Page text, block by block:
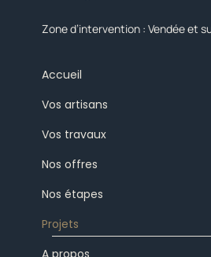
Accueil
Vos artisans
Vos travaux
Nos offres
Nos étapes
Projets
A propos
Zone d’intervention : Vendée et